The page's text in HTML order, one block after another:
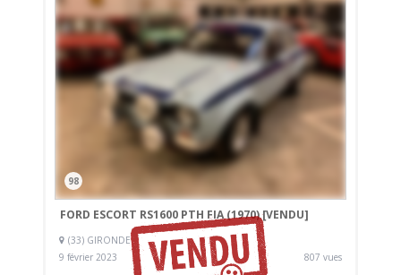
98
FORD ESCORT RS1600 PTH FIA (1970)[VENDU]
(33) GIRONDE
9 février 2023
807 vues